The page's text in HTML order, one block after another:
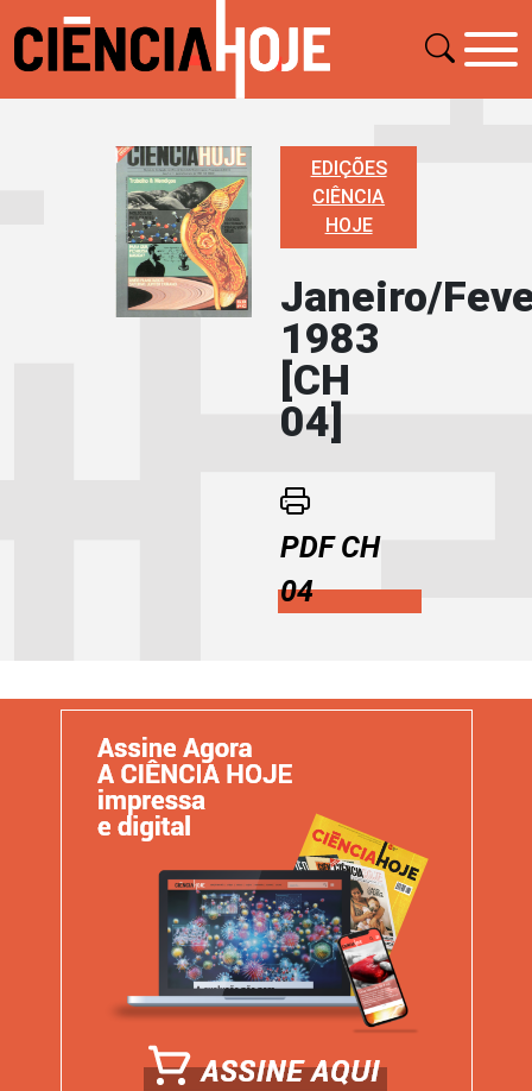
EDIÇÕES
CIÊNCIA
HOJE
Janeiro/
1983
[CH
04]
PDF CH
04